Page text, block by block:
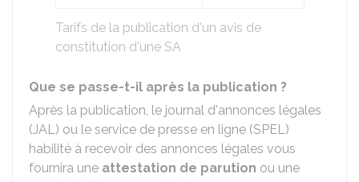
Tarifs de la publication d'un avis de
constitution d'une SA
Que se passe-t-il après la publication ?
Après la publication, le journal d'annonces légales
(JAL) ou le service de presse en ligne (SPEL)
habilité à recevoir des annonces légales vous
fournira une attestation de parution ou une